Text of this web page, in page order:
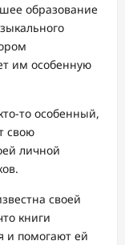
образование
им особенную
то особенный,
свою
личной
своей
книги
и помогают ей